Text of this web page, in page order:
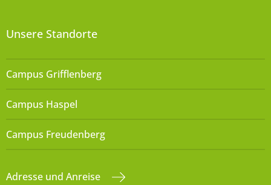
Unsere Standorte
Campus Grifflenberg
Campus Haspel
Campus Freudenberg
Adresse und Anreise